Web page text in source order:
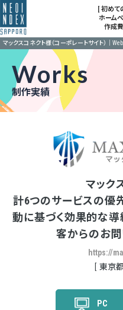
[ 初めて
ホーム
作成
マックスコネクト様（コーポレートサイト）｜
Works
制作実績
マック
計6つのサービスの優
動に基づく効果的な導
客からのお
https://
東京
PC